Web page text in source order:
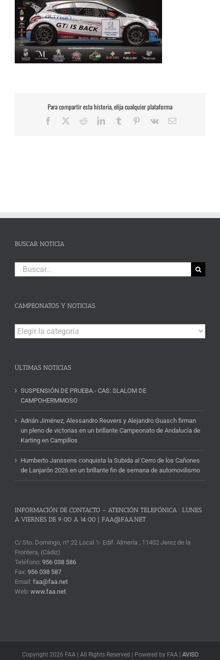
Para compartir esta historia, elija cualquier plataforma
Facebook RedditLinkedInTumblr Pinterest
Vk
Correo
BUSCAR NOTICIA
Buscar:
CAMPEONATOS Y NOTICIAS
Campeonatos
y
ÚLTIMAS NOTICIAS
SUSPENSIÓN DE PRUEBA.- CAS: SLALOM DE
CAMPOHERMMOSO
Adrián Jiménez, Alessandro Reuvers y Alejandro Guasch firman
un pleno de victorias en un brillante Campeonato de Andalucía de
Karting en Campillos
Humberto Janssens conquista la Subida al Cerro de los Cañones
de Lanjarón 2026 en un brillante fin de semana de automovilismo
INFORMACIÓN DE CONTACTO – ATENCIÓN TELEFÓNICA : LUNES
A VIERNES DE 9:00 A 14:00 | FAA@FAA.NET
C/ Sto. Domingo, nº 22 Local 1- Edif. Almería , 11402 Jerez de la
Frontera, (Cádiz)
Teléfono: 956 038 586
Fax: 956 038 587
Email: faa@faa.net
Web: www.faa.net
Copyright 2026 FAA | All Rights Reserved | Powered by FAA | AVISO